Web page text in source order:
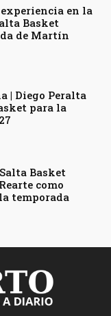
experiencia en la
Basket
de Martín
| Diego Peralta
para la
Basket
como
temporada